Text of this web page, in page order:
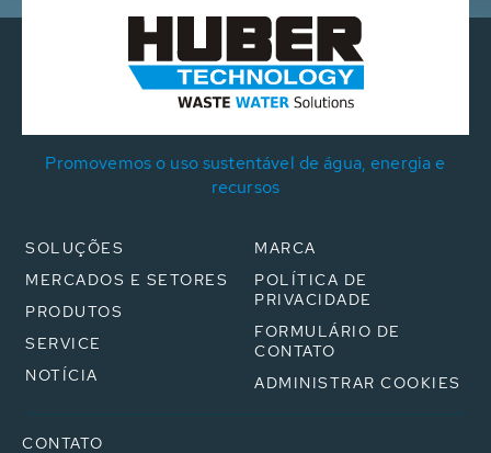
Promovemos o uso sustentável de água, energia e
recursos
SOLUÇÕES
MERCADOS E SETORES
PRODUTOS
SERVICE
NOTÍCIA
MARCA
POLÍTICA DE
PRIVACIDADE
FORMULÁRIO DE
CONTATO
ADMINISTRAR COOKIES
CONTATO